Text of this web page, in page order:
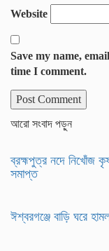
Website
Save my name,
time I comment.
আরো সংবাদ পড়ুন
ব্রহ্মপুত্র নদে নিখোঁজ
সমাপ্ত
ঈশ্বরগঞ্জে বাড়ি ঘরে